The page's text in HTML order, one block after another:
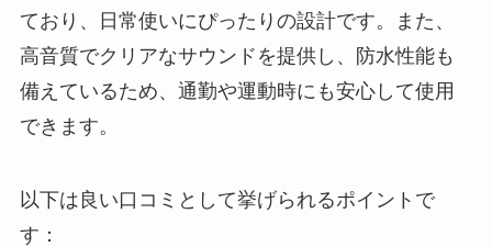
ており、日常使いにぴったりの設計です。また、
高音質でクリアなサウンドを提供し、防水性能も
備えているため、通勤や運動時にも安心して使用
できます。
以下は良い口コミとして挙げられるポイントで
す：